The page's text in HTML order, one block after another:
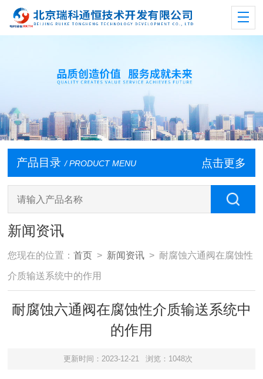
产品目录 / PRODUCT MENU 点击更多
新闻资讯
您现在的位置：首页 > 新闻资讯 > 耐腐蚀六通阀在腐蚀性
介质输送系统中的作用
耐腐蚀六通阀在腐蚀性介质输送系统中
的作用
更新时间：2023-12-21 浏览：1048次